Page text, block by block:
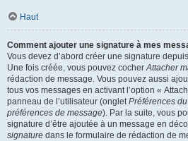
Haut
Comment ajouter une signature à mes
Vous devez d’abord créer une signature
Une fois créée, vous pouvez cocherAttacher
rédaction de message. Vous pouvez aussi
tous vos messages en activant l’option «
panneau de l’utilisateur (ongletPréférences
préférences de message). Par la suite, vous
signature d’être ajoutée à un message en
signature dans le formulaire de rédaction de